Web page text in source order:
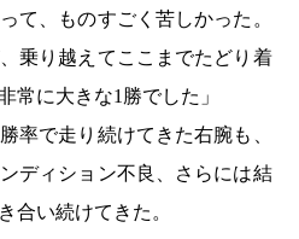
て、ものすごく苦しかった。
乗り越えてここまでたどり着
常に大きな1勝でした」
率で走り続けてきた右腕も、
ディション不良、さらには結
合い続けてきた。